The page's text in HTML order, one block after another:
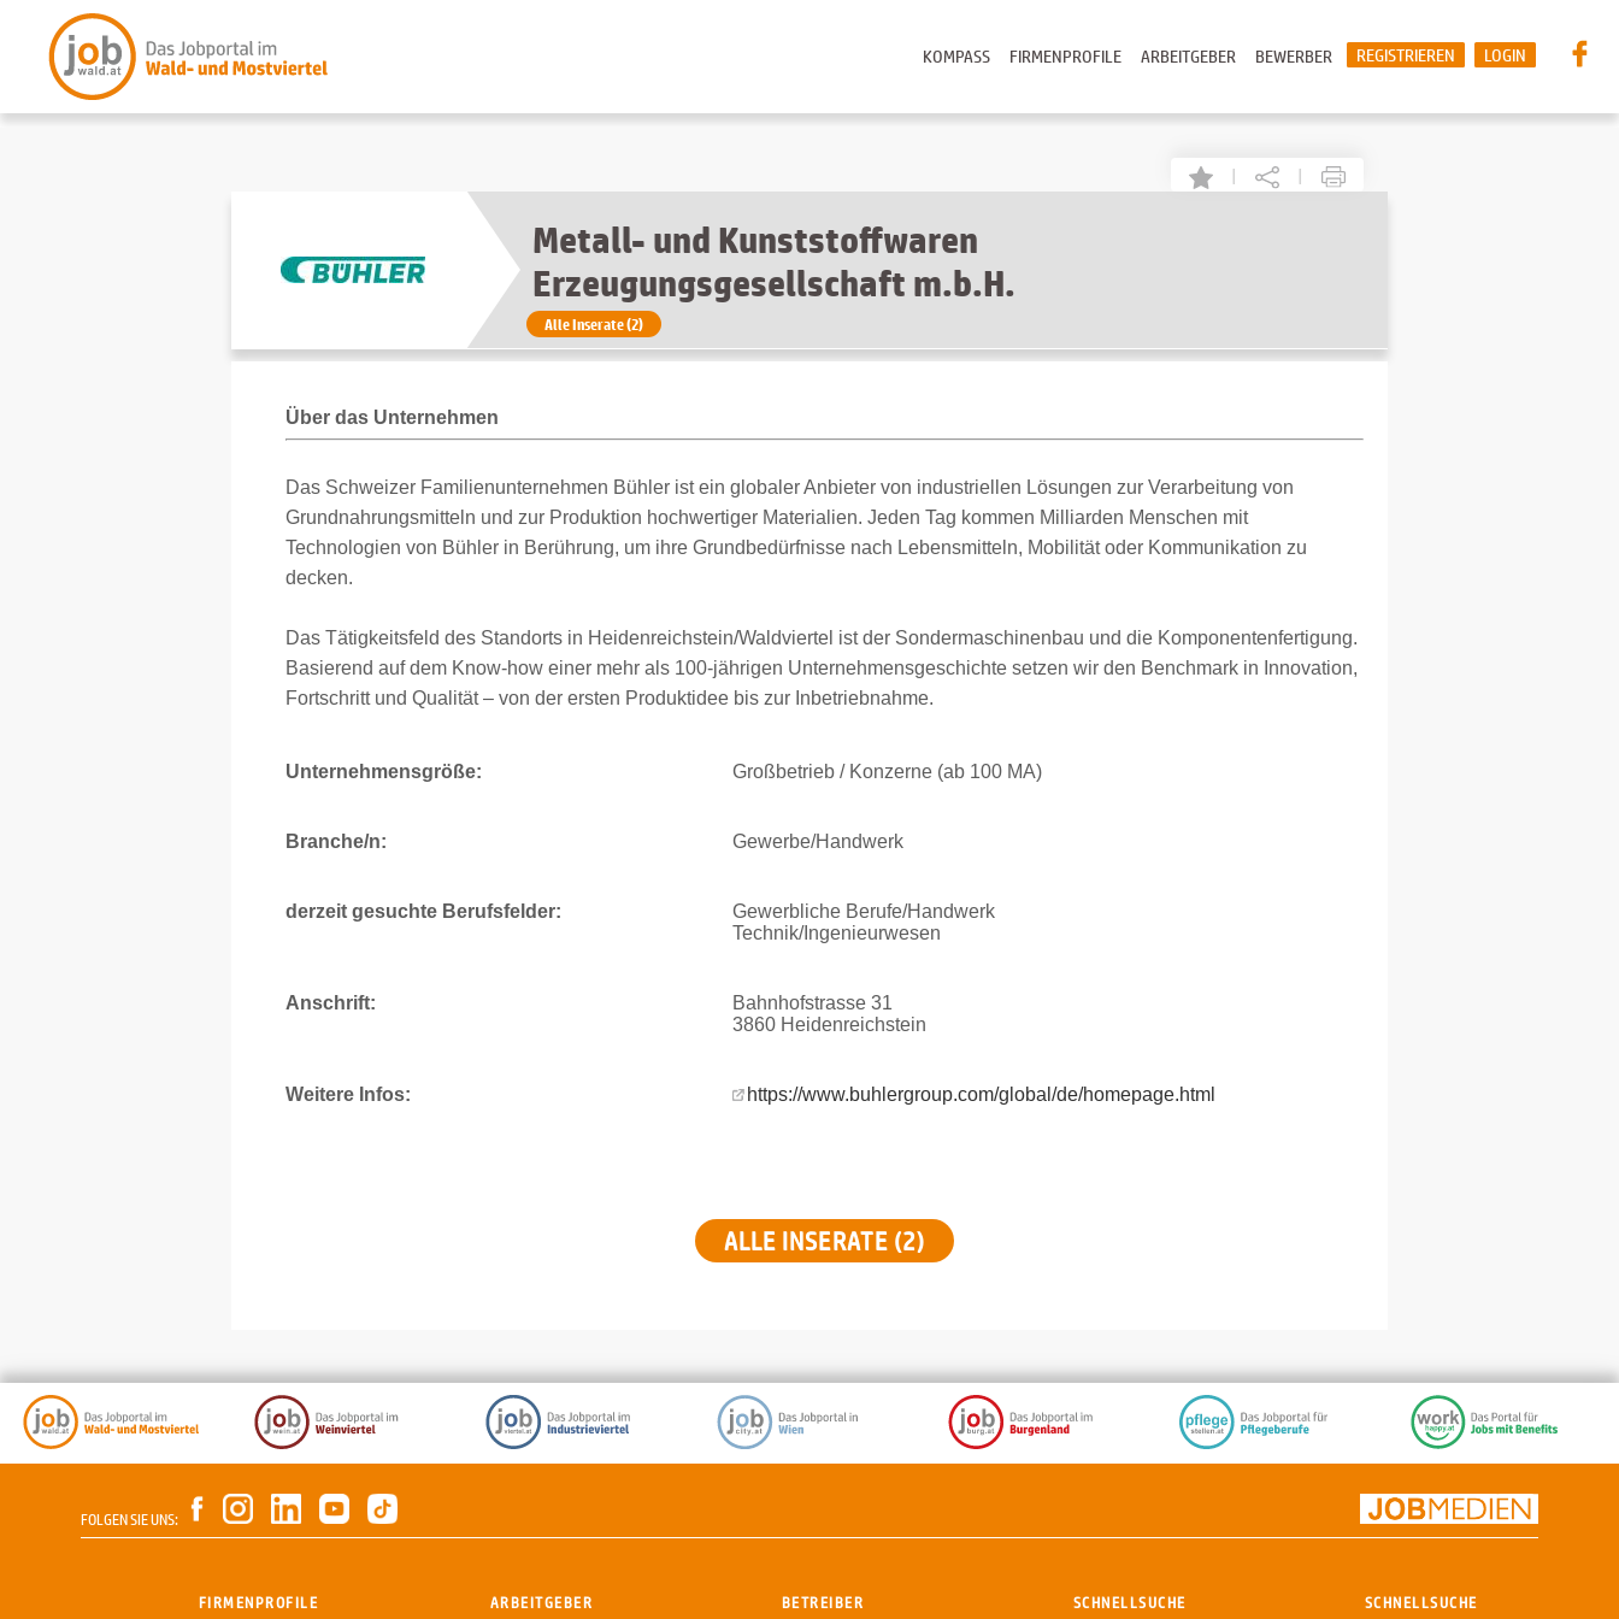
LOGIN
REGISTRIEREN
BEWERBER
ARBEITGEBER
FIRMENPROFILE
KOMPASS
| |
Metall- und Kunststoffwaren
Erzeugungsgesellschaft m.b.H.
Alle Inserate (2)
Über das Unternehmen
Das Schweizer Familienunternehmen Bühler ist ein globaler Anbieter von industriellen Lösungen zur Verarbeitung von
Grundnahrungsmitteln und zur Produktion hochwertiger Materialien. Jeden Tag kommen Milliarden Menschen mit
Technologien von Bühler in Berührung, um ihre Grundbedürfnisse nach Lebensmitteln, Mobilität oder Kommunikation zu
decken.
Das Tätigkeitsfeld des Standorts in Heidenreichstein/Waldviertel ist der Sondermaschinenbau und die Komponentenfertigung.
Basierend auf dem Know-how einer mehr als 100-jährigen Unternehmensgeschichte setzen wir den Benchmark in Innovation,
Fortschritt und Qualität – von der ersten Produktidee bis zur Inbetriebnahme.
Unternehmensgröße: Großbetrieb / Konzerne (ab 100 MA)
Branche/n: Gewerbe/Handwerk
derzeit gesuchte Berufsfelder:
Gewerbliche Berufe/Handwerk
Technik/Ingenieurwesen
Anschrift:
Bahnhofstrasse 31
3860 Heidenreichstein
Weitere Infos: https://www.buhlergroup.com/global/de/homepage.html
ALLE INSERATE (2)
FOLGEN SIE UNS:
FIRMENPROFILE ARBEITGEBER BETREIBER SCHNELLSUCHE SCHNELLSUCHE